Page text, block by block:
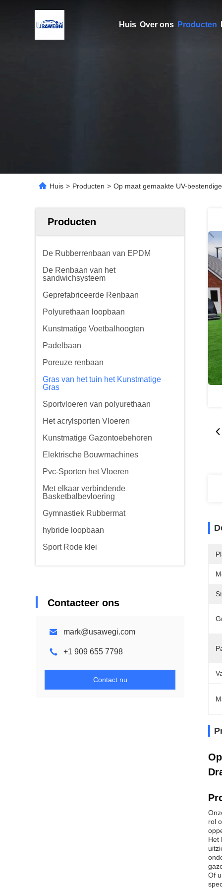
Huis Over ons Producten
Huis > Producten > Op maat gemaakte UV-
Producten
De Rubberrenbaan van EPDM
De Renbaan van het
sandwichsysteem
Geprefabriceerde Renbaan
Polyurethaan loopbaan
Kunstmatige Voetbalhoogten
Padelbaan
Poreuze renbaan
Gras van het tuin het Kunstmatige
Gras
Sportvloeren van polyurethaan
Het acrylsporten Vloeren
Kunstmatige Gazontoebehoren
Elektrische Bouwmachines
Pvc-Sporten het Vloeren
Met elkaar verbindende
Basketbalbevloering
Gymnastiek Rubbermat
hybride loopbaan
Sport Rode klei
Contacteer ons
mark@usawegi.com
+1 909 655 7798
Contact nu
rol
Het
Of